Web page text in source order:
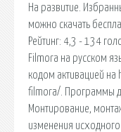
На развитие.
можно скачать
Рейтинг: 4,3 - 134
Filmora на русском
кодом активацией
filmora/. Программы
Монтирование,
изменения